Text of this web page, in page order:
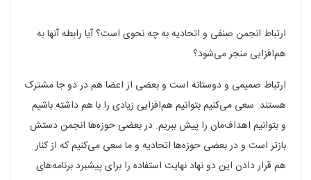
ارتباط انجمن صنفی و اتحادیه به چه نحوی است؟ آیا رابطه آنها به
هم‌افزایی منجر می‌شود؟
ارتباط صمیمی و دوستانه است و بعضی از اعضا هم در دو جا مشترک
هستند. سعی می‌کنیم بتوانیم هم‌افزایی زیادی را با هم داشته باشیم
و بتوانیم اهداف‌مان را پیش ببریم. در بعضی حوزه‌ها انجمن دستش
باز‌تر است و در بعضی حوزه‌ها اتحادیه و ما سعی می‌کنیم که از کنار
هم قرار دادن این دو نهاد نهایت استفاده را برای پیشبرد برنامه‌های